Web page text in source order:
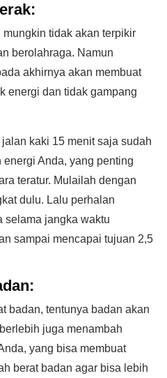
tidak akan terpikir
berolahraga. Namun
akhirnya akan membuat
energi dan tidak gampang
kaki 15 menit saja sudah
Anda, yang penting
teratur. Mulailah dengan
dulu. Lalu perhalan
selama jangka waktu
sampai mencapai tujuan 2,5
badan, tentunya badan akan
juga menambah
yang bisa membuat
berat badan agar bisa lebih